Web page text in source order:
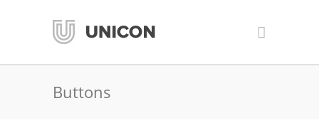
Buttons